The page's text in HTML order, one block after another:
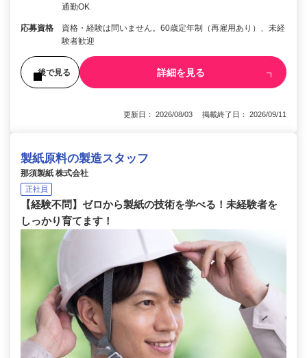
通勤OK
応募資格
資格・経験は問いません。60歳定年制（再雇用あり）、未経
験者歓迎
後で見る 詳細を見る
更新日： 2026/08/03 掲載終了日： 2026/09/11
製紙原料の製造スタッフ
那須製紙 株式会社
正社員
【経験不問】ゼロから製紙の技術を学べる！未経験者を
しっかり育てます！